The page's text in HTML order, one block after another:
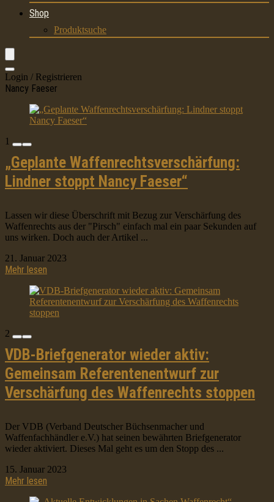
Shop
Produktsuche
Login / Registrieren
Nancy Faeser
1
„Geplante Waffenrechtsverschärfung:
Lindner stoppt Nancy Faeser“
Lassen wir diese Überschrift mit Bezug zur Verschärfung des
Waffenrechts aus der "Pirsch" einfach mal ein paar Sekunden auf
uns wirken. Doch auch der Artikel ...
21. Januar 2023
Mehr lesen
2
VDB-Briefgenerator wieder aktiv:
Gemeinsam Referentenentwurf zur
Verschärfung des Waffenrechts stoppen
Der VDB (Verband Deutscher Büchsenmacher und
Waffenfachhändler e.V.) hat seinen bewährten Briefgenerator
wieder aktiviert. Dieses Mal geht es um den Stopp des ...
15. Januar 2023
Mehr lesen